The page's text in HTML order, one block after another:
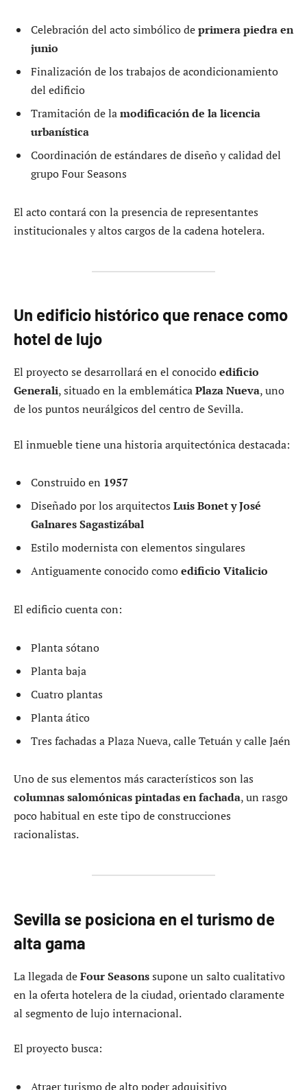
Celebración del acto simbólico deprimera piedra en
junio
Finalización de los trabajos de acondicionamiento
del edificio
Tramitación de lamodificación de la licencia
urbanística
Coordinación de estándares de diseño y calidad del
grupo Four Seasons
El acto contará con la presencia de representantes
institucionales y altos cargos de la cadena hotelera.
Un edificio histórico que renace como
hotel de lujo
El proyecto se desarrollará en el conocidoedificio
Generali, situado en la emblemáticaPlaza Nueva, uno
de los puntos neurálgicos del centro de Sevilla.
El inmueble tiene una historia arquitectónica destacada:
Construido en 1957
Diseñado por los arquitectos Luis Bonet y José
Galnares Sagastizábal
Estilo modernista con elementos singulares
Antiguamente conocido comoedificio Vitalicio
El edificio cuenta con:
Planta sótano
Planta baja
Cuatro plantas
Planta ático
Tres fachadas a Plaza Nueva, calle Tetuán y calle Jaén
Uno de sus elementos más característicos son las
columnas salomónicas pintadas en fachada, un rasgo
poco habitual en este tipo de construcciones
racionalistas.
Sevilla se posiciona en el turismo de
alta gama
La llegada deFour Seasonssupone un salto cualitativo
en la oferta hotelera de la ciudad, orientado claramente
al segmento de lujo internacional.
El proyecto busca:
Atraer turismo de alto poder adquisitivo